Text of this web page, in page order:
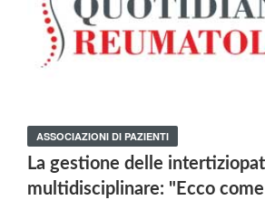
ASSOCIAZIONI DI PAZIENTI
La gestione delle
multidisciplinare: "Ecco